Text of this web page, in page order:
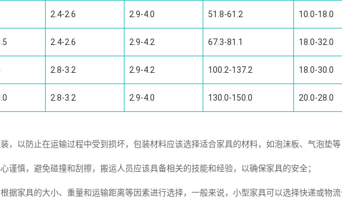
2.4-2.6 2.9-4.0 51.8-61.2 10.0-18.0
2.4-2.6 2.9-4.2 67.3-81.1 18.0-32.0
2.8-3.2 2.9-4.2 100.2-137.2 18.0-30.0
2.8-3.2 2.9-4.0 130.0-150.0 20.0-28.0
，以防止在运输过程中受到损坏，包装材料应该选择适合家具的材料，如泡沫板、气泡垫
谨慎，避免碰撞和刮擦，搬运人员应该具备相关的技能和经验，以确保家具的安全；
据家具的大小、重量和运输距离等因素进行选择，一般来说，小型家具可以选择快递或物